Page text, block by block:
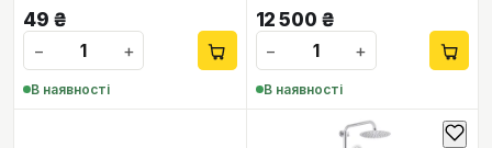
49 ₴
−
+
В наявності
12 500 ₴
−
+
В наявності